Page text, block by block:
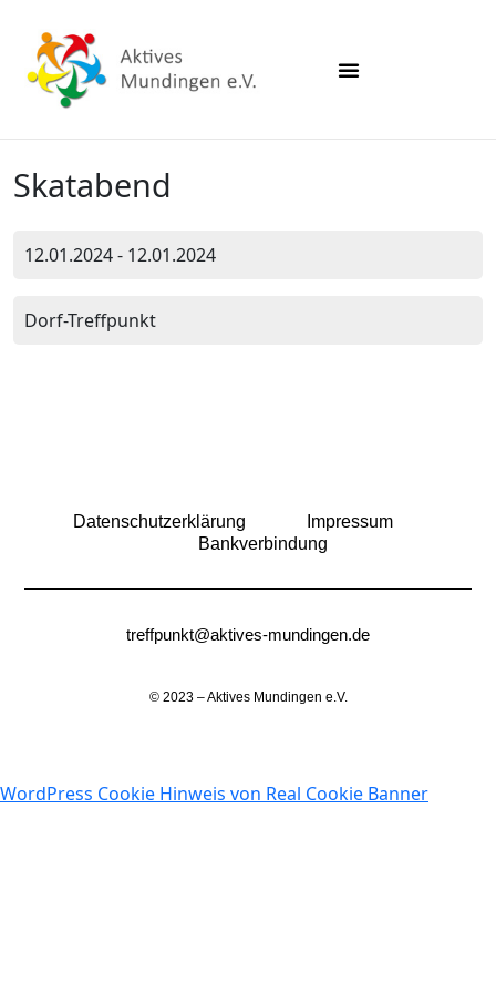
Skatabend
12.01.2024 - 12.01.2024
Dorf-Treffpunkt
Datenschutzerklärung
Impressum
Bankverbindung
treffpunkt@aktives-mundingen.de
© 2023 – Aktives Mundingen e.V.
WordPress Cookie Hinweis von Real Cookie Banner